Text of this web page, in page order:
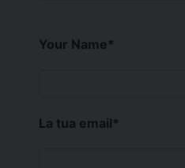
Your Name*
La tua email*